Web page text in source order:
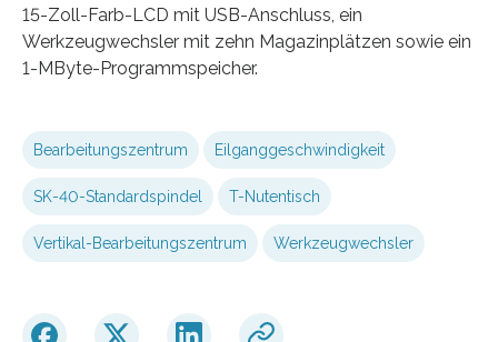
15-Zoll-Farb-LCD mit USB-Anschluss, ein
Werkzeugwechsler mit zehn Magazinplätzen sowie ein
1-MByte-Programmspeicher.
Bearbeitungszentrum Eilganggeschwindigkeit
SK-40-Standardspindel T-Nutentisch
Vertikal-Bearbeitungszentrum Werkzeugwechsler